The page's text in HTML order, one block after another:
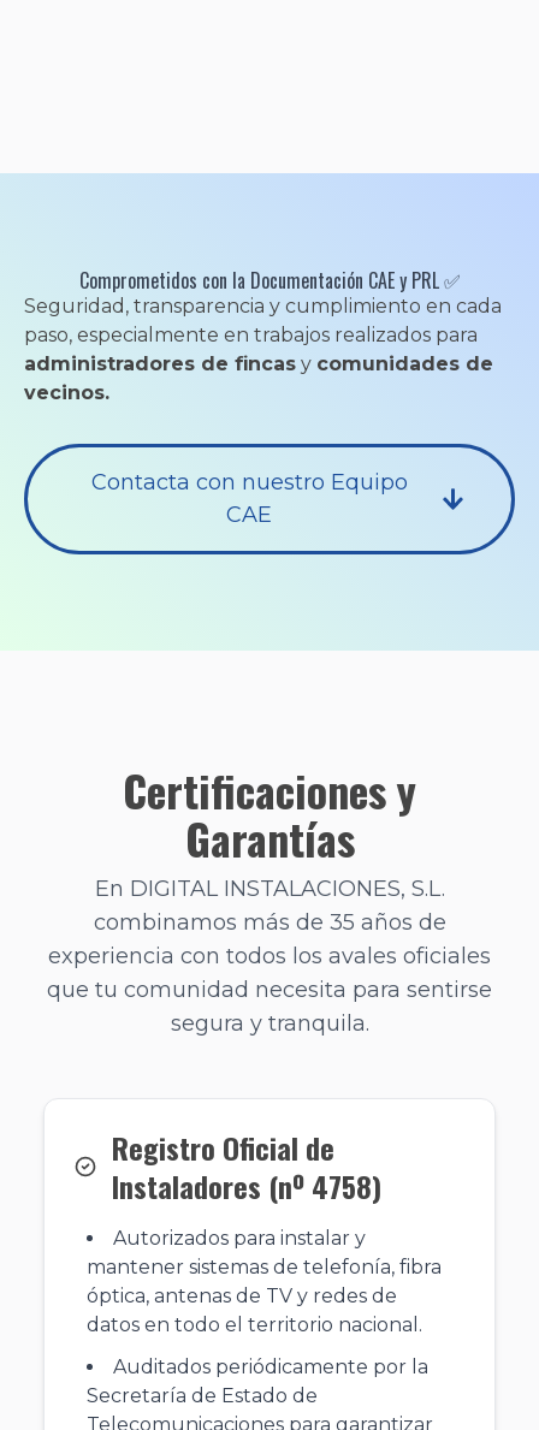
Comprometidos con la Documentación CAE y PRL ✅
Seguridad, transparencia y cumplimiento en cada
paso, especialmente en trabajos realizados para
administradores de fincas y comunidades de
vecinos.
Contacta con nuestro Equipo
CAE
Certificaciones y
Garantías
En DIGITAL INSTALACIONES, S.L.
combinamos más de 35 años de
experiencia con todos los avales oficiales
que tu comunidad necesita para sentirse
segura y tranquila.
Registro Oficial de
Instaladores (nº 4758)
Autorizados para instalar y
mantener sistemas de telefonía, fibra
óptica, antenas de TV y redes de
datos en todo el territorio nacional.
Auditados periódicamente por la
Secretaría de Estado de
Telecomunicaciones para garantizar